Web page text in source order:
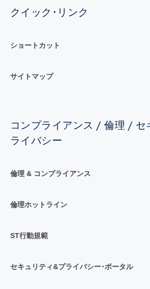
クイック･リンク
ショートカット
サイトマップ
コンプライアンス / 倫理 / セ
ライバシー
倫理 & コンプライアンス
倫理ホットライン
ST行動規範
セキュリティ&プライバシー･ポータル